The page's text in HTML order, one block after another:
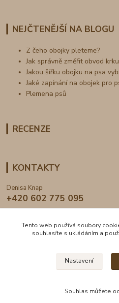
NEJČTENĚJŠÍ NA BLOGU
Z čeho obojky pleteme?
Jak správně změřit obvod
Jakou šířku obojku na psa
Jaké zapínání na obojek pro
Plemena psů
RECENZE
KONTAKTY
Denisa Knap
+420 602 775 095
2024 © DogDen.cz,
Tento web používá soubory
souhlasíte s ukládáním a
Nastavení
Souhlas můžete